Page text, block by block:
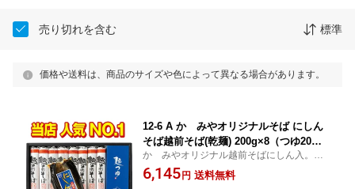
売り切れを含む 標準
価格や送料は、商品のサイズや色によって異なる場合があります。
12-6 A かゞみやオリジナルそば にしん
そば越前そば(乾麺) 200g×8（つゆ20ml
×16袋）にしん甘露煮 2本入×1おいしい
福井県 福井 お土産 特産物贈り物 中元
かゞみやオリジナル越前そばにしん入。乾
麺ですから日持ちします。つゆ付です。北
海道660円・沖縄・離島1210円加算冷蔵便
6,145 円 送料無料